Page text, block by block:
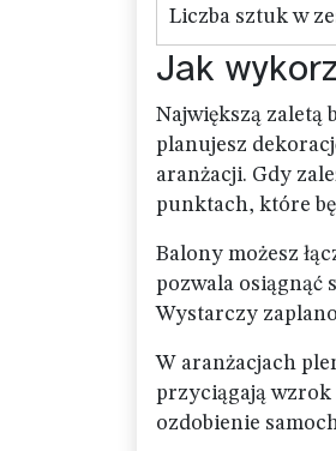
Liczba sztuk w
Jak
Największą zaletą
planujesz
aranżacji. Gdy
punktach, które
Balony możesz
pozwala osiągnąć
Wystarczy
W aranżacjach
przyciągają
ozdobienie